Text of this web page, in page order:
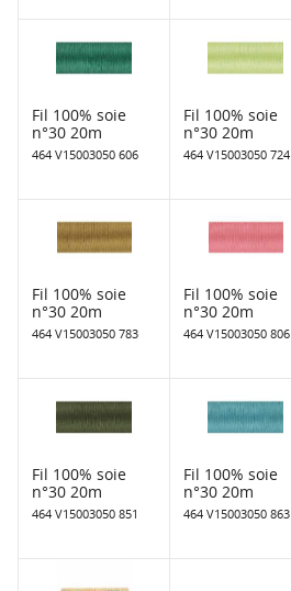
Fil 100% soie
n°30 20m
464 V15003050 606
Fil 100% soie
n°30 20m
464 V15003050 724
Fil 100% soie
n°30 20m
464 V15003050 783
Fil 100% soie
n°30 20m
464 V15003050 806
Fil 100% soie
n°30 20m
464 V15003050 851
Fil 100% soie
n°30 20m
464 V15003050 863